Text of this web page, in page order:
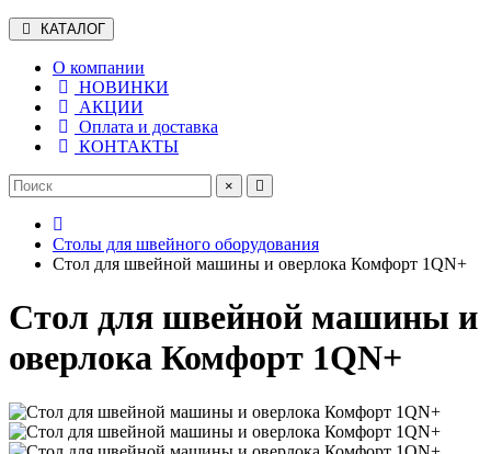
КАТАЛОГ
О компании
НОВИНКИ
АКЦИИ
Оплата и доставка
КОНТАКТЫ
×
Столы для швейного оборудования
Стол для швейной машины и оверлока Комфорт 1QN+
Стол для швейной машины и
оверлока Комфорт 1QN+